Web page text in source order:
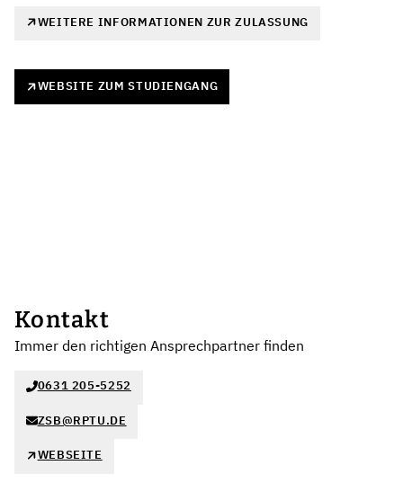
WEITERE INFORMATIONEN ZUR ZULASSUNG
WEBSITE ZUM STUDIENGANG
Kontakt
Immer den richtigen Ansprechpartner finden
0631 205-5252
ZSB@RPTU.DE
WEBSEITE